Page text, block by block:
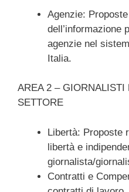
Agenzie:
dell’informazione
agenzie nel
Italia.
AREA 2 – GIORNALISTI
SETTORE
Libertà: Proposte
libertà e
giornalista/
Contratti e